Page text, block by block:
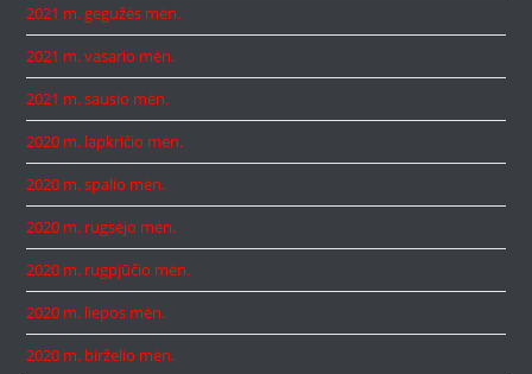
2021 m. gegužės mėn.
2021 m. vasario mėn.
2021 m. sausio mėn.
2020 m. lapkričio mėn.
2020 m. spalio mėn.
2020 m. rugsėjo mėn.
2020 m. rugpjūčio mėn.
2020 m. liepos mėn.
2020 m. birželio mėn.